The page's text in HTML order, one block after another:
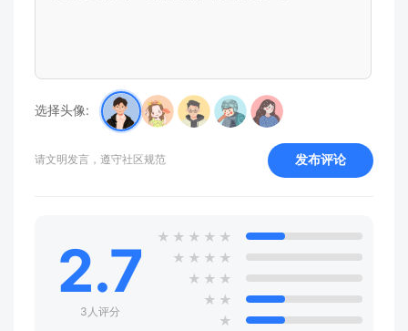
选择头像:
请文明发言，遵守社区规范 发布评论
2.7
3人评分
★ ★ ★ ★ ★
★ ★ ★ ★
★ ★ ★
★ ★
★